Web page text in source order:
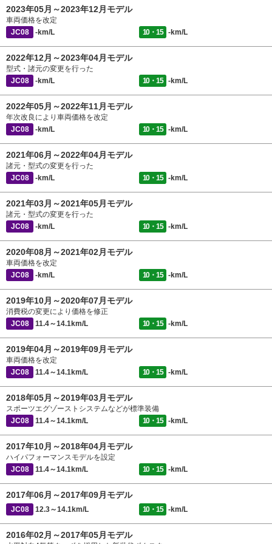
2023年05月～2023年12月モデル
車両価格を改定
JC08
-km/L 10・15 -km/L
2022年12月～2023年04月モデル
型式・諸元の変更を行った
JC08
-km/L 10・15 -km/L
2022年05月～2022年11月モデル
年次改良により車両価格を改定
JC08
-km/L 10・15 -km/L
2021年06月～2022年04月モデル
諸元・型式の変更を行った
JC08
-km/L 10・15 -km/L
2021年03月～2021年05月モデル
諸元・型式の変更を行った
JC08
-km/L 10・15 -km/L
2020年08月～2021年02月モデル
車両価格を改定
JC08
-km/L 10・15 -km/L
2019年10月～2020年07月モデル
消費税の変更により価格を修正
JC08
11.4～14.1km/L 10・15 -km/L
2019年04月～2019年09月モデル
車両価格を改定
JC08
11.4～14.1km/L 10・15 -km/L
2018年05月～2019年03月モデル
スポーツエグゾーストシステムなどが標準装備
JC08
11.4～14.1km/L 10・15 -km/L
2017年10月～2018年04月モデル
ハイパフォーマンスモデルを設定
JC08
11.4～14.1km/L 10・15 -km/L
2017年06月～2017年09月モデル
JC08 12.3～14.1km/L 10・15 -km/L
2016年02月～2017年05月モデル